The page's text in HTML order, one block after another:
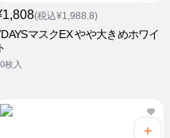
(税込¥1,988.8)
マスクEX やや大きめホワイ
ト
枚入